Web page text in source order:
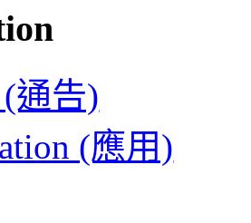
通告)
(應用)